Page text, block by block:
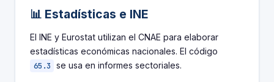
📊 Estadísticas e INE
El INE y Eurostat utilizan el CNAE para elaborar
estadísticas económicas nacionales. El código
65.3 se usa en informes sectoriales.